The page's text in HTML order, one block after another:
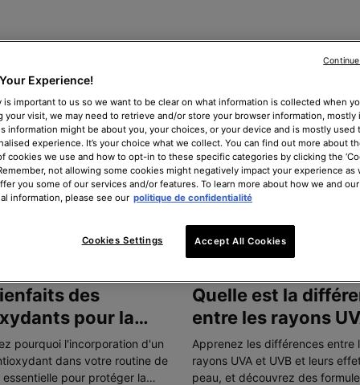
des
pour la
les sérums AOX à
à votre routine
pourquoi l'incorporation d'un
dans votre routine de
essentielle pour protéger la
Quelle est la
entre les rayons
UVB ?
Apprenez les différences entre
rayons UVA et UVB et leurs
peau, et découvrez des
Experience!
is important to us so we want to be clear on what information is collected when
your visit, we may need to retrieve and/or store your browser information, mostly
information might be about you, your choices, or your device and is mostly used
experience. It’s your choice what we collect. You can find out more about
cookies we use and how to opt-in to these specific categories by clicking the
not allowing some cookies might negatively impact your experience as
you some of our services and/or features. To learn more about how we and
information, please see our politique de confidentialité
Cookies Settings Accept All Cookies